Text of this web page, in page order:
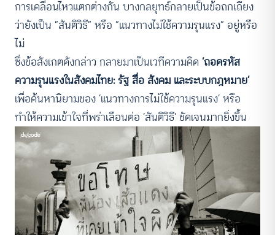
การเคลื่อนไหวแตกต่างกัน บางกลยุทธ์กลายเป็นข้อถกเถียง
ว่ายังเป็น “สันติวิธี” หรือ “แนวทางไม่ใช้ความรุนแรง” อยู่หรือ
ไม่
ซึ่งข้อสังเกตดังกล่าว กลายมาเป็นเวทีความคิด ‘ถอดรหัส
ความรุนแรงในสังคมไทย: รัฐ สื่อ สังคม และระบบกฎหมาย’
เพื่อค้นหานิยามของ ‘แนวทางการไม่ใช้ความรุนแรง’หรือ
ทำให้ความเข้าใจที่พร่าเลือนต่อ ‘สันติวิธี’ ชัดเจนมากยิ่งขึ้น